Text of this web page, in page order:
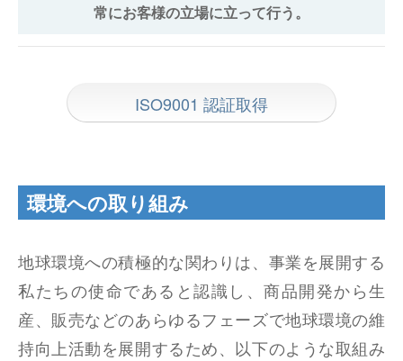
常にお客様の立場に立って行う。
ISO9001 認証取得
環境への取り組み
地球環境への積極的な関わりは、事業を展開する
私たちの使命であると認識し、商品開発から生
産、販売などのあらゆるフェーズで地球環境の維
持向上活動を展開するため、以下のような取組み